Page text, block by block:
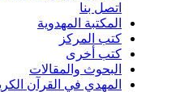
المهدوية
والمقالات
في القرآن الكريم